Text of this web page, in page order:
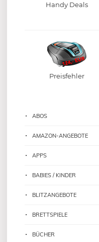
Handy Deals
Preisfehler
ABOS
AMAZON-ANGEBOTE
APPS
BABIES / KINDER
BLITZANGEBOTE
BRETTSPIELE
BÜCHER